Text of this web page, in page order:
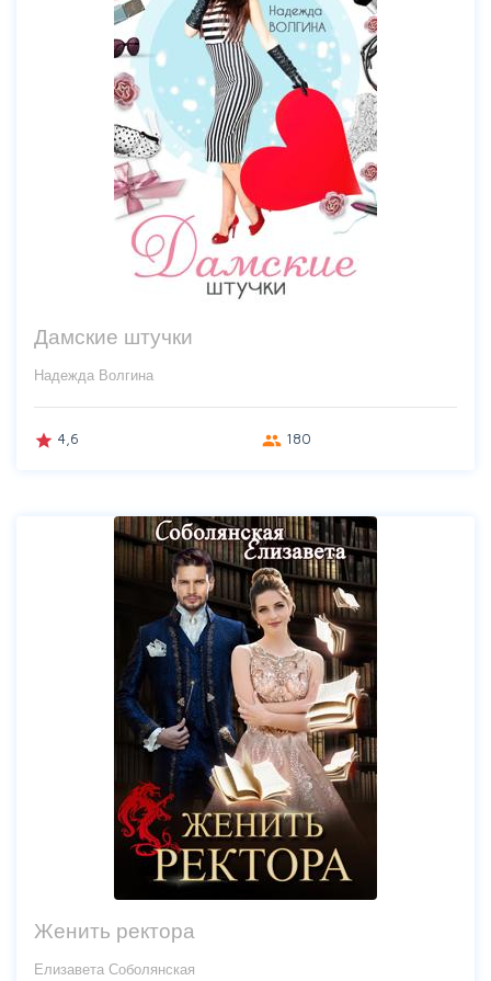
Дамские штучки
Надежда Волгина
grade 4,6 group 180
Женить ректора
Елизавета Соболянская